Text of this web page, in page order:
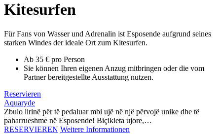
Kitesurfen
Für Fans von Wasser und Adrenalin ist Esposende aufgrund seines
starken Windes der ideale Ort zum Kitesurfen.
Ab 35 € pro Person
Sie können Ihren eigenen Anzug mitbringen oder die vom
Partner bereitgestellte Ausstattung nutzen.
Reservieren
Aquaryde
Zbulo lirinë për të pedaluar mbi ujë në një përvojë unike dhe të
paharrueshme në Esposende! Biçikleta ujore,…
RESERVIEREN Weitere Informationen